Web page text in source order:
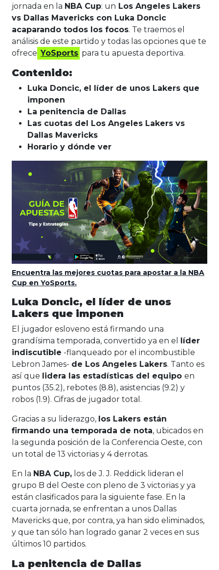
jornada en la NBA Cup: un Los Angeles Lakers
vs Dallas Mavericks con Luka Doncic
acaparando todos los focos. Te traemos el
análisis de este partido y todas las opciones que te
ofrece YoSports para tu apuesta deportiva.
Contenido:
Luka Doncic, el líder de unos Lakers que
imponen
La penitencia de Dallas
Las cuotas del Los Angeles Lakers vs
Dallas Mavericks
Horario y dónde ver
Encuentra las mejores cuotas para apostar a la NBA
Cup en YoSports.
Luka Doncic, el líder de unos
Lakers que imponen
El jugador esloveno está firmando una
grandísima temporada, convertido ya en el líder
indiscutible -flanqueado por el incombustible
Lebron James- de Los Angeles Lakers. Tanto es
así que lidera las estadísticas del equipo en
puntos (35.2), rebotes (8.8), asistencias (9.2) y
robos (1.9). Cifras de jugador total.
Gracias a su liderazgo, los Lakers están
firmando una temporada de nota, ubicados en
la segunda posición de la Conferencia Oeste, con
un total de 13 victorias y 4 derrotas.
En la NBA Cup, los de J. J. Reddick lideran el
grupo B del Oeste con pleno de 3 victorias y ya
están clasificados para la siguiente fase. En la
cuarta jornada, se enfrentan a unos Dallas
Mavericks que, por contra, ya han sido eliminados,
y que tan sólo han logrado ganar 2 veces en sus
últimos 10 partidos.
La penitencia de Dallas